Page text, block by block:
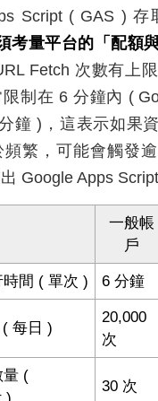
Script ( GAS ) 存
考量平台的「配額
Fetch 次數有上
制在 6 分鐘內 (
鐘 )，這表示如果
頻繁，可能會觸發
Google Apps
一般帳
戶
間 ( 單次 ) 6 分鐘
( 每日 )
20,000
次
量 (
30 次